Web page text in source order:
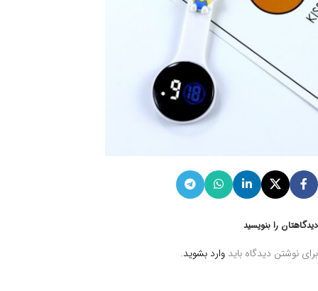
دیدگاهتان را بنویسید
برای نوشتن دیدگاه باید وارد بشوید.